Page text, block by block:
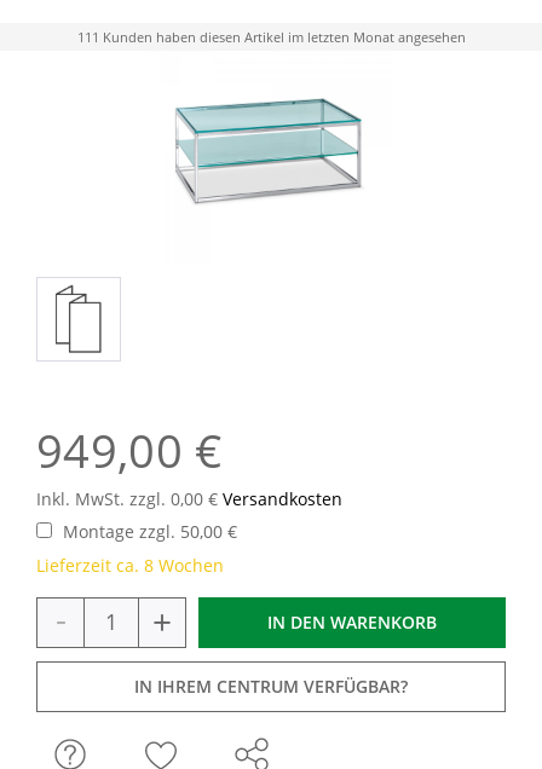
111 Kunden haben diesen Artikel im letzten Monat angesehen
949,00 €
Inkl. MwSt. zzgl. 0,00 € Versandkosten
Lieferzeit ca. 8 Wochen
Montage zzgl. 50,00 €
- + IN DEN WARENKORB
IN IHREM CENTRUM VERFÜGBAR?